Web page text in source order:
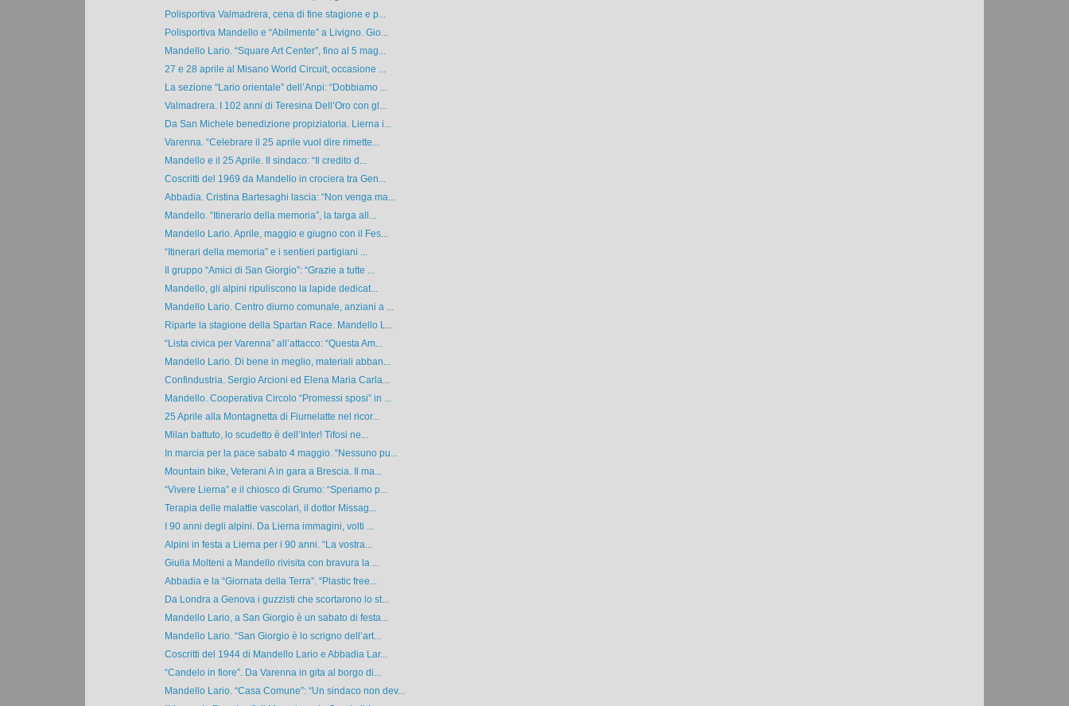
Polisportiva Valmadrera, cena di fine stagione e p...
Polisportiva Mandello e “Abilmente” a Livigno. Gio...
Mandello Lario. “Square Art Center”, fino al 5 mag...
27 e 28 aprile al Misano World Circuit, occasione ...
La sezione “Lario orientale” dell’Anpi: “Dobbiamo ...
Valmadrera. I 102 anni di Teresina Dell’Oro con gl...
Da San Michele benedizione propiziatoria. Lierna i...
Varenna. “Celebrare il 25 aprile vuol dire rimette...
Mandello e il 25 Aprile. Il sindaco: “Il credito d...
Coscritti del 1969 da Mandello in crociera tra Gen...
Abbadia. Cristina Bartesaghi lascia: “Non venga ma...
Mandello. “Itinerario della memoria”, la targa all...
Mandello Lario. Aprile, maggio e giugno con il Fes...
“Itinerari della memoria” e i sentieri partigiani ...
Il gruppo “Amici di San Giorgio”: “Grazie a tutte ...
Mandello, gli alpini ripuliscono la lapide dedicat...
Mandello Lario. Centro diurno comunale, anziani a ...
Riparte la stagione della Spartan Race. Mandello L...
“Lista civica per Varenna” all’attacco: “Questa Am...
Mandello Lario. Di bene in meglio, materiali abban...
Confindustria. Sergio Arcioni ed Elena Maria Carla...
Mandello. Cooperativa Circolo “Promessi sposi” in ...
25 Aprile alla Montagnetta di Fiumelatte nel ricor...
Milan battuto, lo scudetto è dell’Inter! Tifosi ne...
In marcia per la pace sabato 4 maggio. “Nessuno pu...
Mountain bike, Veterani A in gara a Brescia. Il ma...
“Vivere Lierna” e il chiosco di Grumo: “Speriamo p...
Terapia delle malattie vascolari, il dottor Missag...
I 90 anni degli alpini. Da Lierna immagini, volti ...
Alpini in festa a Lierna per i 90 anni. “La vostra...
Giulia Molteni a Mandello rivisita con bravura la ...
Abbadia e la “Giornata della Terra”. “Plastic free...
Da Londra a Genova i guzzisti che scortarono lo st...
Mandello Lario, a San Giorgio è un sabato di festa...
Mandello Lario. “San Giorgio è lo scrigno dell’art...
Coscritti del 1944 di Mandello Lario e Abbadia Lar...
“Candelo in fiore”. Da Varenna in gita al borgo di...
Mandello Lario. “Casa Comune”: “Un sindaco non dev...